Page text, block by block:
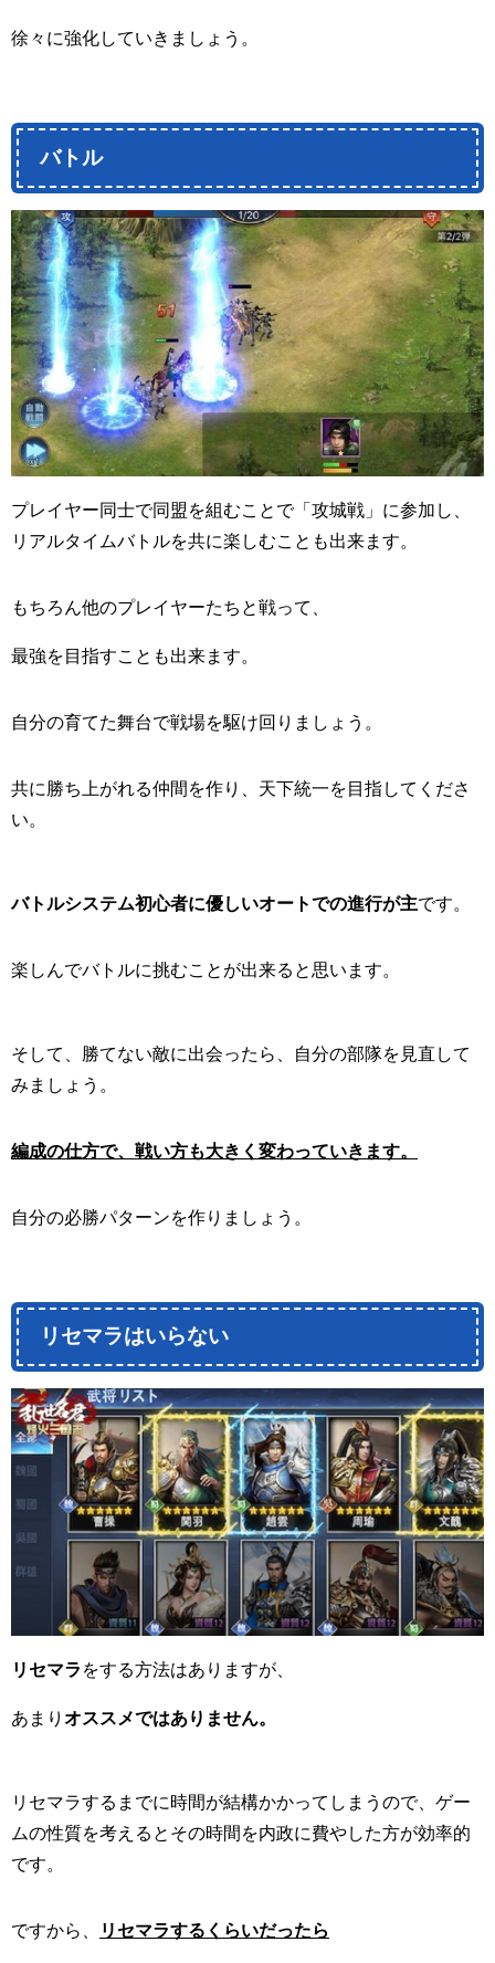
徐々に強化していきましょう。
バトル
プレイヤー同士で同盟を組むことで「攻城戦」に参加し、
リアルタイムバトルを共に楽しむことも出来ます。
もちろん他のプレイヤーたちと戦って、
最強を目指すことも出来ます。
自分の育てた舞台で戦場を駆け回りましょう。
共に勝ち上がれる仲間を作り、天下統一を目指してくださ
い。
バトルシステム初心者に優しいオートでの進行が主です。
楽しんでバトルに挑むことが出来ると思います。
そして、勝てない敵に出会ったら、自分の部隊を見直して
みましょう。
編成の仕方で、戦い方も大きく変わっていきます。
自分の必勝パターンを作りましょう。
リセマラはいらない
リセマラ をする方法はありますが、
あまり オススメではありません。
リセマラするまでに時間が結構かかってしまうので、ゲー
ムの性質を考えるとその時間を内政に費やした方が効率的
です。
ですから、 リセマラするくらいだったら